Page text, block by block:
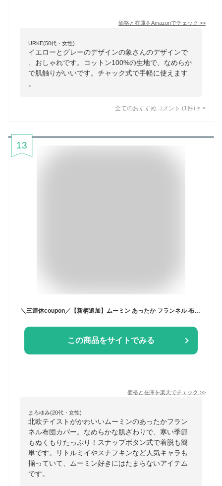
価格と在庫をAmazonでチェック >>
URKE(50代・女性)
イエローとグレーのデザインの象さんのデザインで
、おしゃれです。コットン100%の生地で、なめらか
で肌触りがいいです。チャック式で手軽に使えます
。
全てのおすすめコメント (1 件) >
13
＼三連休coupon／【新柄追加】ムーミン あったか フランネル 布団カバー 北欧 掛け布団カバー シングルロング SL 150×210cm 肌ざわりなめらか ポリエステル カラフル スナップボタン式 ふとん掛カバー ムーミングッズ リトルミイ スナフキン ニョロニョロ
この商品をサイトでみる
価格と在庫を楽天でチェック >>
まろゆみ(20代・女性)
北欧テイストがかわいいムーミンのあったかフラン
ネル布団カバー。なめらかな肌ざわりで、寒い季節
もぬくもりたっぷり！スナップボタン式で着脱も簡
単です。リトルミイやスナフキンなど人気キャラも
揃っていて、ムーミン好きにはたまらないアイテム
です。